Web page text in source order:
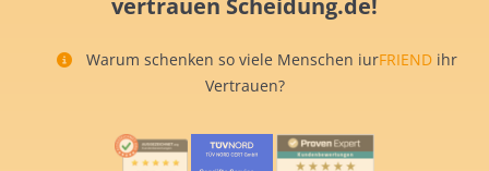
vertrauen Scheidung.de!
Warum schenken so viele Menschen iurFRIEND ihr
Vertrauen?